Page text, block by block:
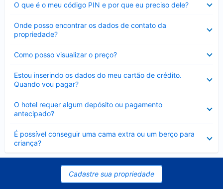
O que é o meu código PIN e por que eu preciso dele?
Onde posso encontrar os dados de contato da
propriedade?
Como posso visualizar o preço?
Estou inserindo os dados do meu cartão de crédito.
Quando vou pagar?
O hotel requer algum depósito ou pagamento
antecipado?
É possível conseguir uma cama extra ou um berço para
criança?
Contraído
Cadastre sua propriedade